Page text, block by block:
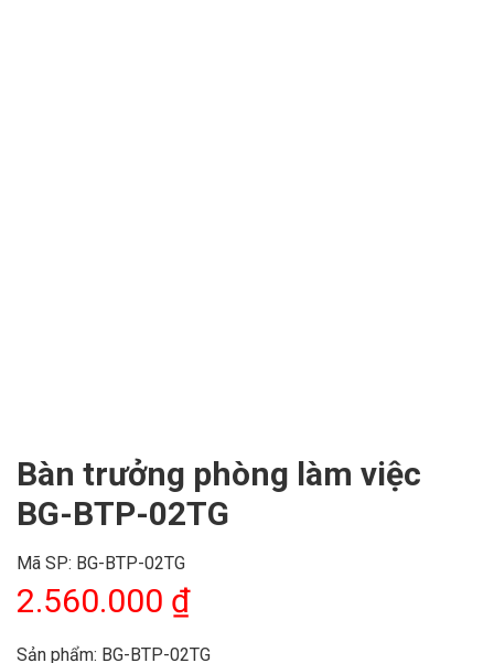
Bàn trưởng phòng làm việc
BG-BTP-02TG
Mã SP: BG-BTP-02TG
2.560.000 ₫
Sản phẩm: BG-BTP-02TG